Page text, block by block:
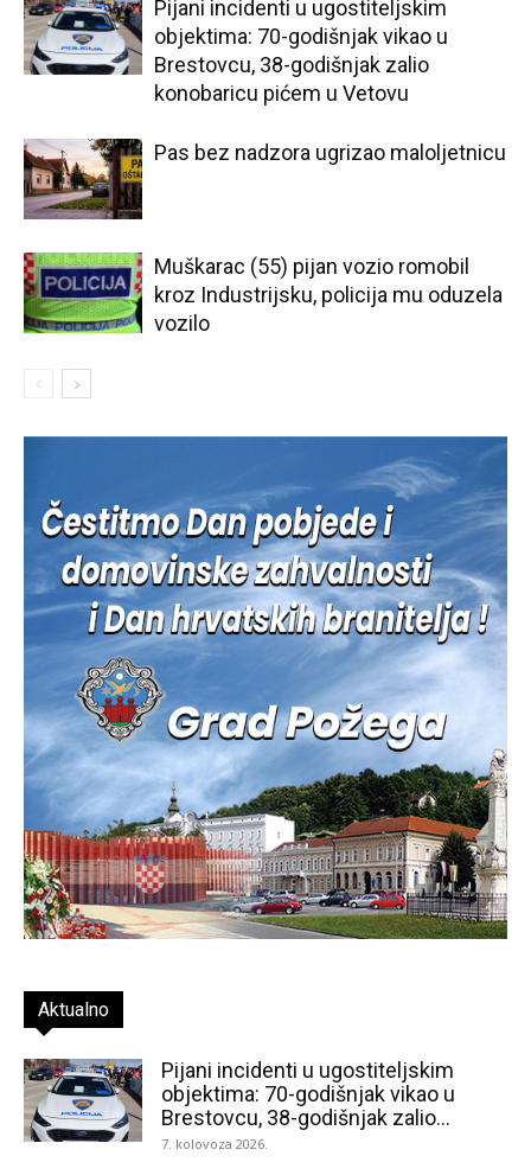
Pijani incidenti u ugostiteljskim
objektima: 70-godišnjak vikao u
Brestovcu, 38-godišnjak zalio
konobaricu pićem u Vetovu
Pas bez nadzora ugrizao maloljetnicu
Muškarac (55) pijan vozio romobil
kroz Industrijsku, policija mu oduzela
vozilo
Aktualno
Pijani incidenti u ugostiteljskim
objektima: 70-godišnjak vikao u
Brestovcu, 38-godišnjak zalio...
7. kolovoza 2026.